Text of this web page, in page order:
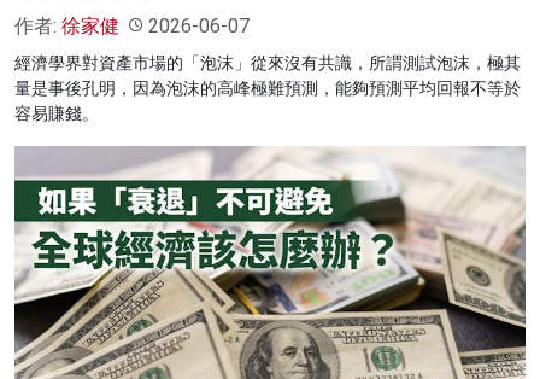
作者: 徐家健 2026-06-07
經濟學界對資產市場的「泡沫」從來沒有共識，所謂測試泡沫，極其
量是事後孔明，因為泡沫的高峰極難預測，能夠預測平均回報不等於
容易賺錢。